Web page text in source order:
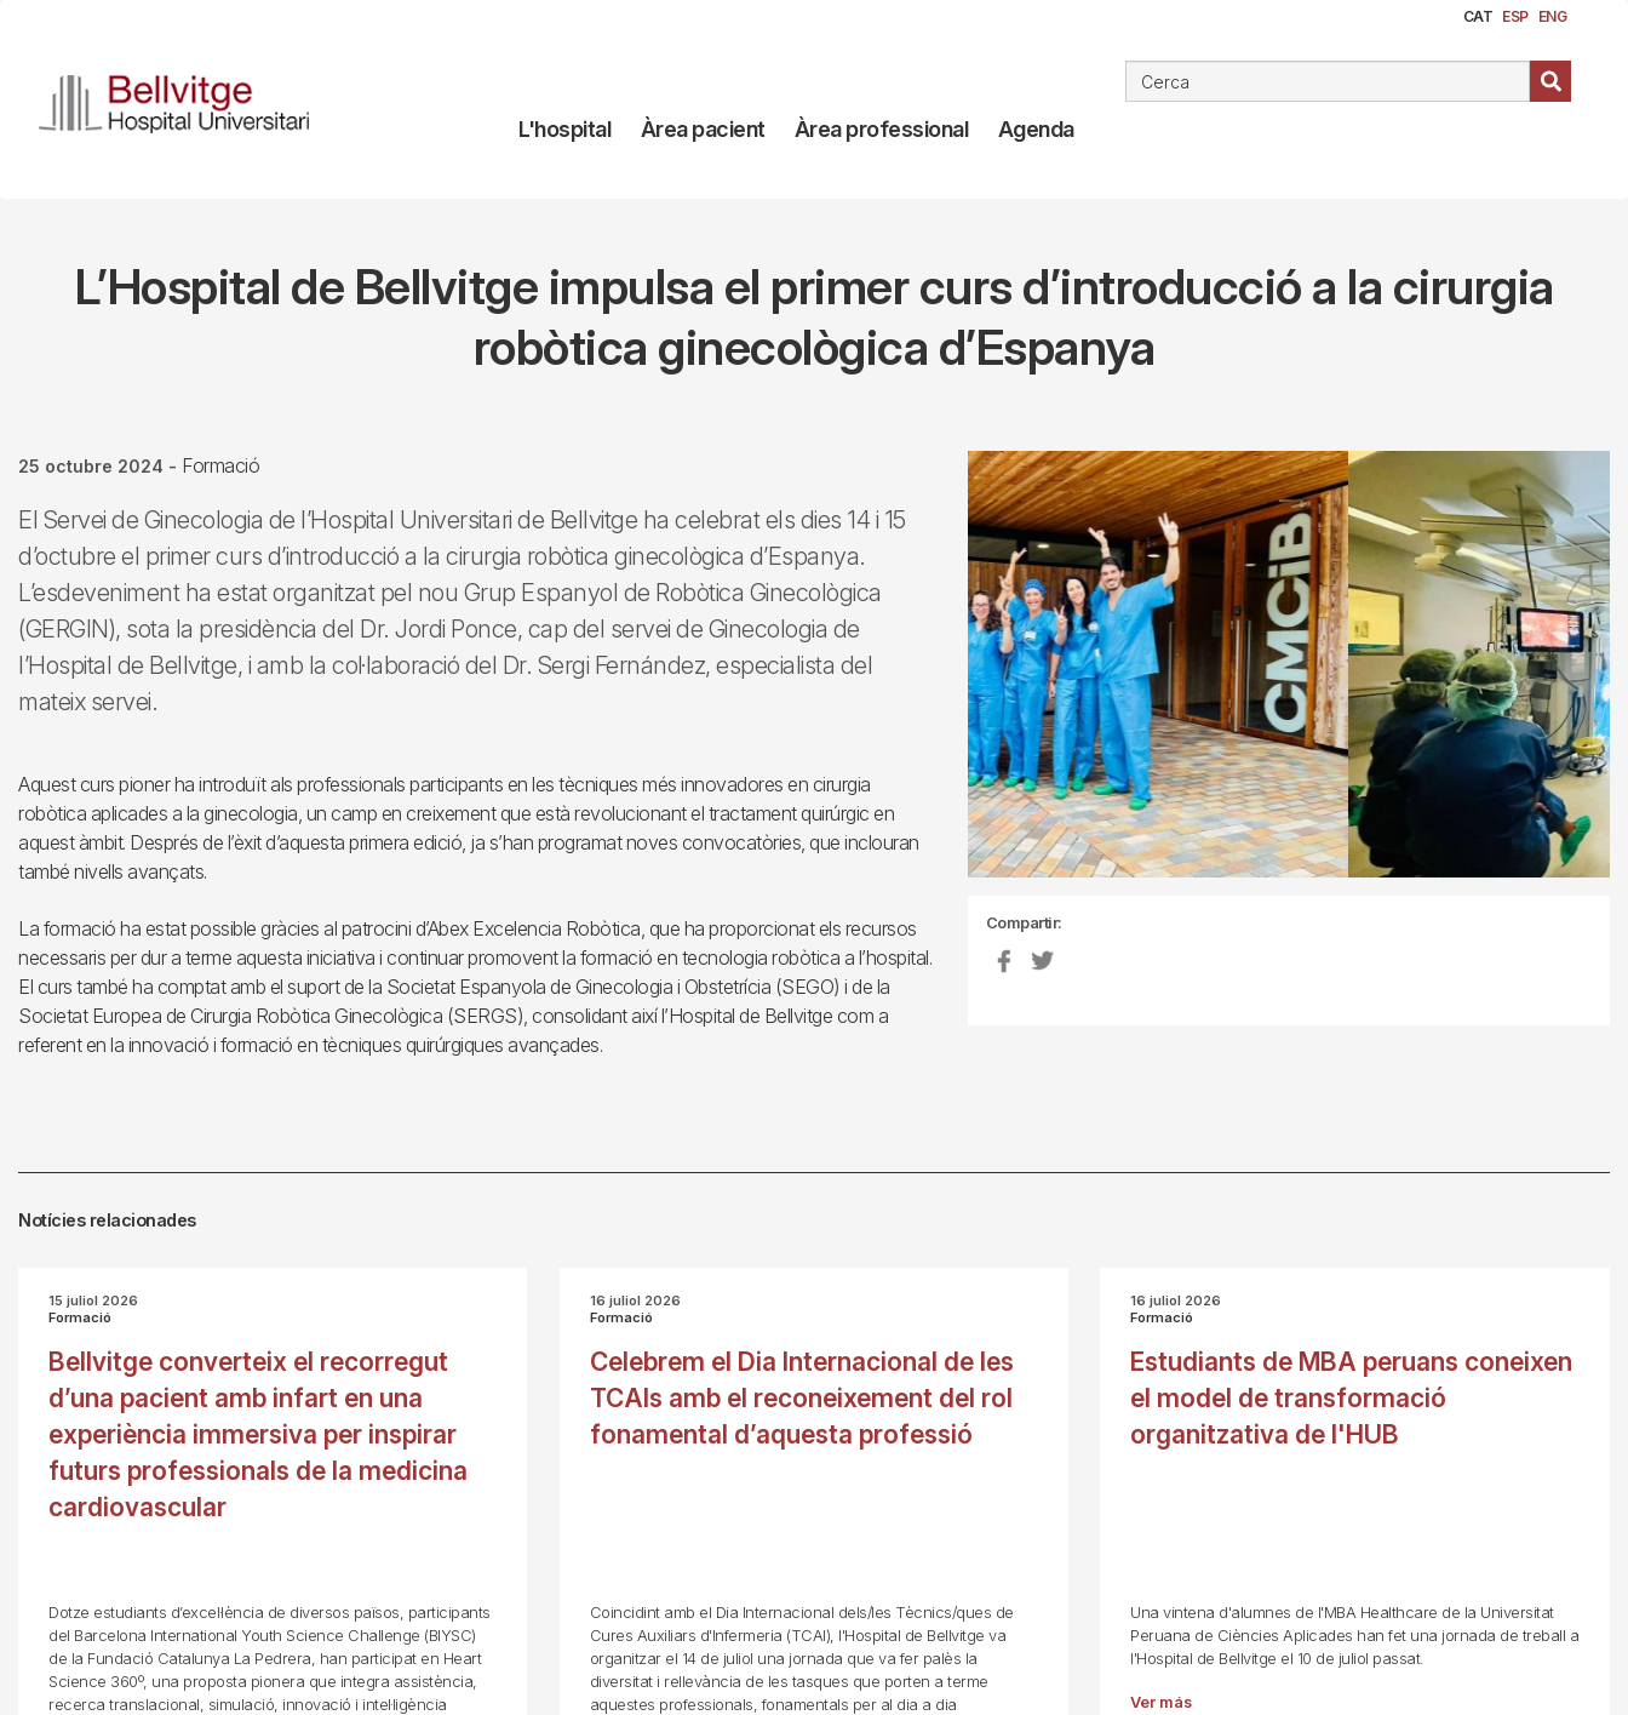
contingut
CAT ESP ENG
Navegación
L'hospital Àrea pacient Àrea professional Agenda
L’Hospital de Bellvitge impulsa el primer curs d’introducció a la cirurgia
robòtica ginecològica d’Espanya
25 octubre 2024 - Formació
El Servei de Ginecologia de l’Hospital Universitari de Bellvitge ha celebrat els dies 14 i 15
d’octubre el primer curs d’introducció a la cirurgia robòtica ginecològica d’Espanya.
L’esdeveniment ha estat organitzat pel nou Grup Espanyol de Robòtica Ginecològica
(GERGIN), sota la presidència del Dr. Jordi Ponce, cap del servei de Ginecologia de
l’Hospital de Bellvitge, i amb la col·laboració del Dr. Sergi Fernández, especialista del
mateix servei.
Aquest curs pioner ha introduït als professionals participants en les tècniques més innovadores en cirurgia
robòtica aplicades a la ginecologia, un camp en creixement que està revolucionant el tractament quirúrgic en
aquest àmbit. Després de l’èxit d’aquesta primera edició, ja s’han programat noves convocatòries, que inclouran
també nivells avançats.
La formació ha estat possible gràcies al patrocini d’Abex Excelencia Robòtica, que ha proporcionat els recursos
necessaris per dur a terme aquesta iniciativa i continuar promovent la formació en tecnologia robòtica a l’hospital.
El curs també ha comptat amb el suport de la Societat Espanyola de Ginecologia i Obstetrícia (SEGO) i de la
Societat Europea de Cirurgia Robòtica Ginecològica (SERGS), consolidant així l’Hospital de Bellvitge com a
referent en la innovació i formació en tècniques quirúrgiques avançades.
Compartir:
Notícies relacionades
15 juliol 2026
Formació
Bellvitge converteix el recorregut
d’una pacient amb infart en una
experiència immersiva per inspirar
futurs professionals de la medicina
cardiovascular
Dotze estudiants d’excel·lència de diversos països, participants
del Barcelona International Youth Science Challenge (BIYSC)
de la Fundació Catalunya La Pedrera, han participat en Heart
Science 360º, una proposta pionera que integra assistència,
recerca translacional, simulació, innovació i intel·ligència
16 juliol 2026
Formació
Celebrem el Dia Internacional de les
TCAIs amb el reconeixement del rol
fonamental d’aquesta professió
Coincidint amb el Dia Internacional dels/les Tècnics/ques de
Cures Auxiliars d'Infermeria (TCAI), l'Hospital de Bellvitge va
organitzar el 14 de juliol una jornada que va fer palès la
diversitat i rellevància de les tasques que porten a terme
aquestes professionals, fonamentals per al dia a dia
16 juliol 2026
Formació
Estudiants de MBA peruans coneixen
el model de transformació
organitzativa de l'HUB
Una vintena d'alumnes de l'MBA Healthcare de la Universitat
Peruana de Ciències Aplicades han fet una jornada de treball a
l'Hospital de Bellvitge el 10 de juliol passat.
Ver más